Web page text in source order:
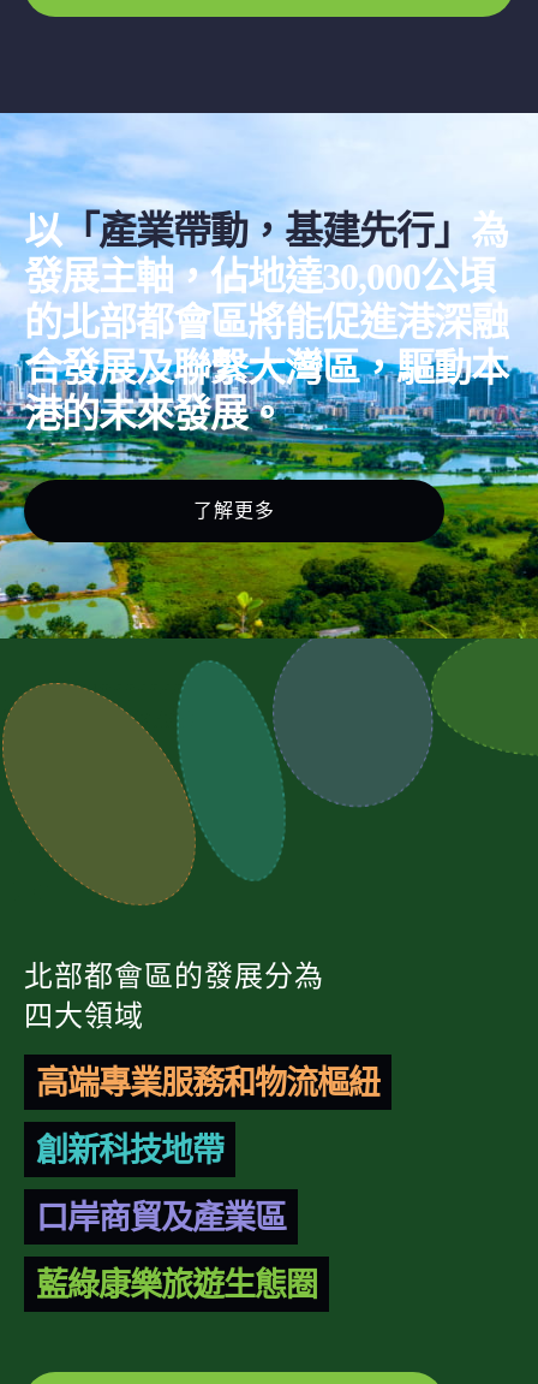
以「產業帶動，基建先行」 為
發展主軸，佔地達30,000公頃
的北部都會區將能促進港深融
合發展及聯繫大灣區，驅動本
港的未來發展。
了解更多
北部都會區的發展分為
四大領域
高端專業服務和物流樞紐
創新科技地帶
口岸商貿及產業區
藍綠康樂旅遊生態圈